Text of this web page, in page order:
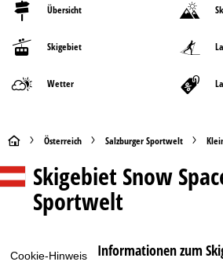
Cookie-Hinweis
Übersicht
Skigebiet
Wetter
S
t
Österreich Salzburger Sportwelt
SkigebietSnow
Sportwelt
Informationen zum